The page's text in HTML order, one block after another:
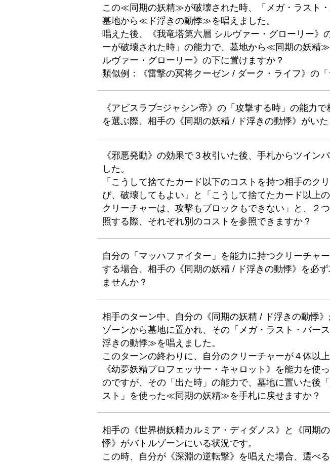
この≪同期の妖精≫が破壊された時、「メガ・ラスト
墓地から≪ド浮きの動悸≫を唱えました。
唱えた後、《我竜塔第六層 シルヴァー・グローリー》
ーが破壊された時」の能力で、墓地から≪同期の妖精
ルヴァー・グローリー》の下に置けますか？
類似例：《雷撃の冥将クーゼン / ダーク・ライフ》の「
《アビスラブ=ジャシン帝》の「攻撃する時」の能力
を選ぶ際、相手の《同期の妖精 / ド浮きの動悸》がい
《邪悪発動》の効果で３枚引いた後、手札からツイン
した。
「こうして捨てたカード以下のコストを持つ相手のク
び、破壊してもよい」と「こうして捨てたカード以上
クリーチャーは、攻撃もブロックもできない」と、２
照する際、それぞれ別のコストを参照できますか？
自分の「マッハファイター」を能力に持つクリーチャ
する場合、相手の《同期の妖精 / ド浮きの動悸》を必
ませんか？
相手のターン中、自分の《同期の妖精 / ド浮きの動悸
ゾーンから墓地に置かれ、その「メガ・ラスト・バー
浮きの動悸≫を唱えました。
このターンの終わりに、自分のクリーチャーが４体以上
《幼夢妖精プロフェッサー・キャロット》を能力を使
のですが、その「出た時」の能力で、墓地に置いた後
スト」を使った≪同期の妖精≫を手札に戻せますか？
相手の《世界樹妖精カルミア・ディダノス》と《同期
悸》がバトルゾーンにいる状況です。
この時、自分が《深淵の逆転撃》を唱えた場合、選べ